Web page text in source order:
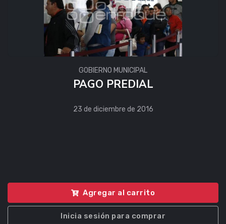
GOBIERNO MUNICIPAL
PAGO PREDIAL
23 de diciembre de 2016
Agregar al carrito
Inicia sesión para comprar